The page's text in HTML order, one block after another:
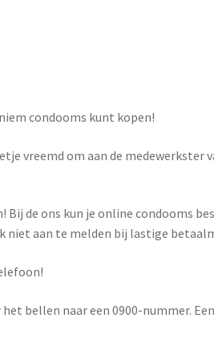
condooms kunt kopen!
vreemd om aan de
de ons kun je online condooms
niet aan te melden bij lastige
bellen naar een 0900-nummer.